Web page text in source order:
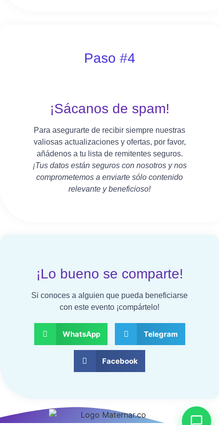
Paso #4
¡Sácanos de spam!
Para asegurarte de recibir siempre nuestras
valiosas actualizaciones y ofertas, por favor,
añádenos a tu lista de remitentes seguros.
¡Tus datos están seguros con nosotros y nos
comprometemos a enviarte sólo contenido
relevante y beneficioso!
¡Lo bueno se comparte!
Si conoces a alguien que pueda beneficiarse
con este evento ¡compártelo!
WhatsApp Telegram
Facebook